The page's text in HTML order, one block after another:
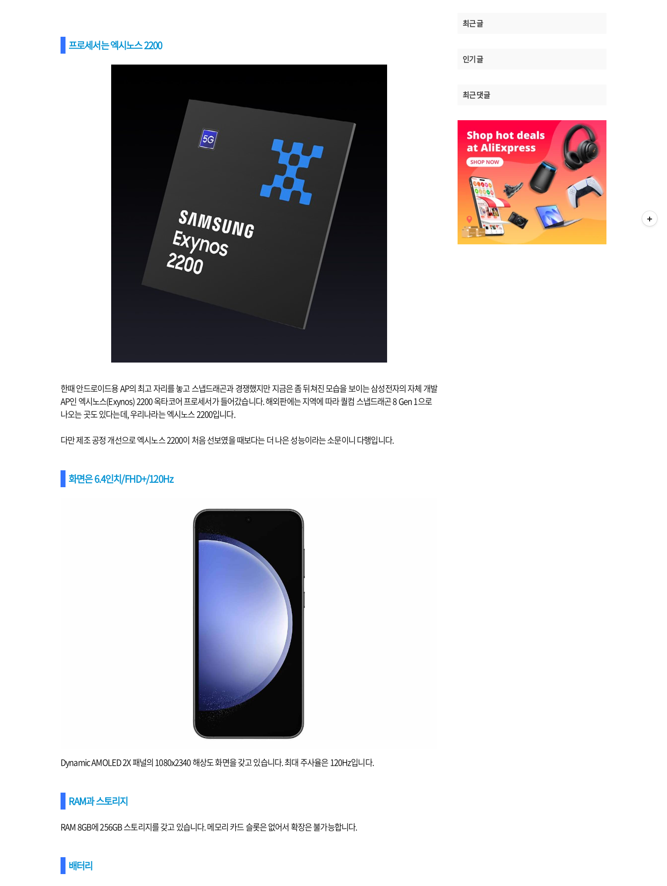
최근 글
인기 글
최근 댓글
프로세서는 엑시노스 2200
한때 안드로이드용 AP의 최고 자리를 놓고 스냅드래곤과 경쟁했지만 지금은 좀 뒤쳐진 모습을 보이는 삼성전자의 자체 개발
AP인 엑시노스(Exynos) 2200 옥타코어 프로세서가 들어갔습니다. 해외판에는 지역에 따라 퀄컴 스냅드래곤 8 Gen 1으로
나오는 곳도 있다는데, 우리나라는 엑시노스 2200입니다.
다만 제조 공정 개선으로 엑시노스 2200이 처음 선보였을 때보다는 더 나은 성능이라는 소문이니 다행입니다.
화면은 6.4인치/FHD+/120Hz
Dynamic AMOLED 2X 패널의 1080x2340 해상도 화면을 갖고 있습니다. 최대 주사율은 120Hz입니다.
RAM과 스토리지
RAM 8GB에 256GB 스토리지를 갖고 있습니다. 메모리 카드 슬롯은 없어서 확장은 불가능합니다.
배터리